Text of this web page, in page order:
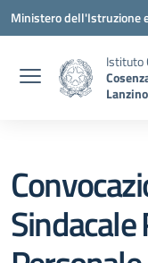
Vai ai contenuti
Vai al menu di navigazione
Vai al footer
Ministero dell'Istruzione
Istituto
Sindacale